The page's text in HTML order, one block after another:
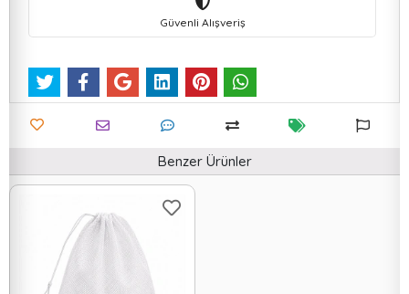
Güvenli Alışveriş
Benzer Ürünler